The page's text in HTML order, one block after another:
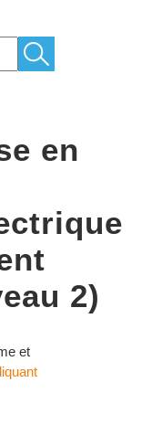
en
2)
et